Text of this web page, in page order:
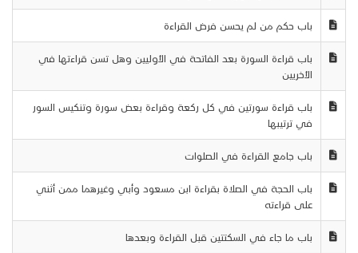
باب حكم من لم يحسن فرض القراءة
باب قراءة السورة بعد الفاتحة في الأوليين وهل تسن قراءتها في
الأخريين
باب قراءة سورتين في كل ركعة وقراءة بعض سورة وتنكيس السور
في ترتيبها
باب جامع القراءة في الصلوات
باب الحجة في الصلاة بقراءة ابن مسعود وأبي وغيرهما ممن أثني
على قراءته
باب ما جاء في السكتتين قبل القراءة وبعدها